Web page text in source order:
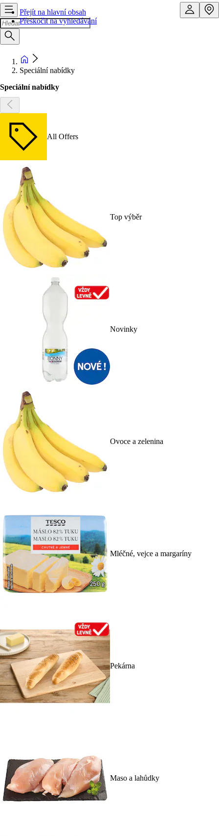
Přejít na hlavní obsah
Přeskočit na vyhledávání
Speciální nabídky
Speciální nabídky
All Offers
Top výběr
Novinky
Ovoce a zelenina
Mléčné, vejce a margaríny
Pekárna
Maso a lahůdky